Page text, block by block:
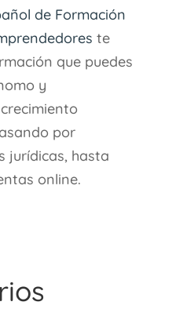
de Formación
te
que puedes
y
por
jurídicas, hasta
online.